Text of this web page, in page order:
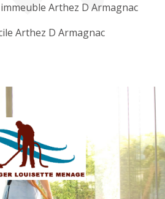
Arthez D Armagnac
Arthez D Armagnac